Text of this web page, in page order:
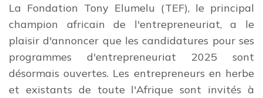
La Fondation Tony Elumelu (TEF), le principal
champion africain de l'entrepreneuriat, a le
plaisir d'annoncer que les candidatures pour ses
programmes d'entrepreneuriat 2025 sont
désormais ouvertes. Les entrepreneurs en herbe
et existants de toute l'Afrique sont invités à